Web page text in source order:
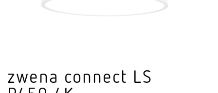
zwena connect LS